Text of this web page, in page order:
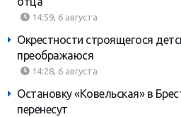
14:59, 6 августа
Окрестности строящегося
преображаюся
14:28, 6 августа
Остановку «Ковельская» в
перенесут